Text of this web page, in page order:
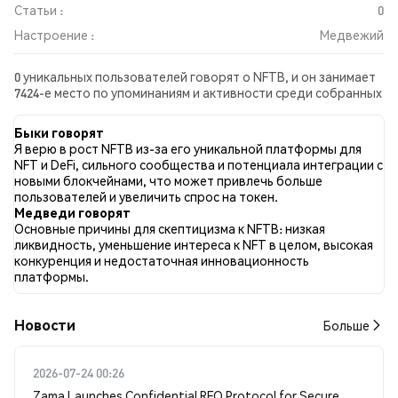
Статьи :
0
Настроение :
Медвежий
0 уникальных пользователей говорят о NFTB, и он занимает
7424-е место по упоминаниям и активности среди собранных
во всех социальных сетях было Медвежий. Всего было
опубликовано 0 новостных статей о NFTB. В Twitter NaN%
твитов имели бычий настрой по сравнению с NaN% твитов с
медвежьим настроем по NFTB. NaN% твитов были
нейтральными по отношению к NFTB. Эти данные основаны
на 0 твитах.
Быки говорят
Я верю в рост NFTB из-за его уникальной платформы для
NFT и DeFi, сильного сообщества и потенциала интеграции с
новыми блокчейнами, что может привлечь больше
пользователей и увеличить спрос на токен.
Медведи говорят
Основные причины для скептицизма к NFTB: низкая
ликвидность, уменьшение интереса к NFT в целом, высокая
конкуренция и недостаточная инновационность
платформы.
Новости Больше
2026-07-24 00:26